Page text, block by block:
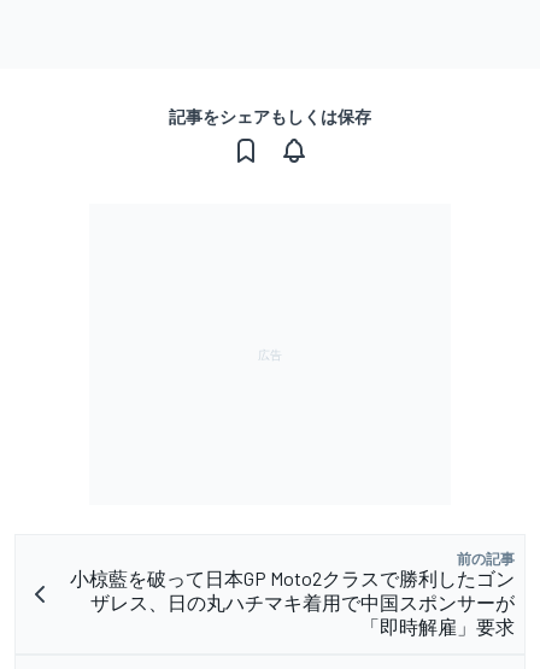
記事をシェアもしくは保存
前の記事
小椋藍を破って日本GP Moto2クラスで勝利したゴン
ザレス、日の丸ハチマキ着用で中国スポンサーが
「即時解雇」要求